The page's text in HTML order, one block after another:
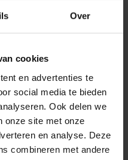
Over
cookies
en advertenties te
social media te bieden
Ook delen we
onze site met onze
en analyse. Deze
combineren met andere
van het
2024
van de Nederlandse